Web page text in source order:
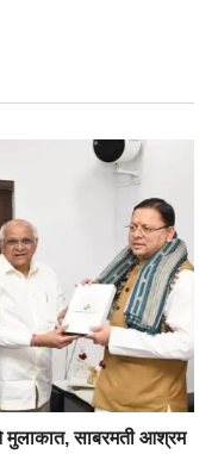
मुलाकात, साबरमती आश्रम